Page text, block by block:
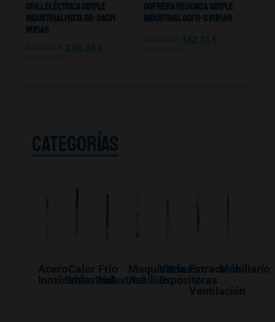
Grill Eléctrica Simple
Industrial Mixta GR-340M
Irimar
240,35 €
Gofrera Redonda Simple
Industrial GOFR-S Irimar
142,31 €
CATEGORÍAS
Acero
Inoxidable
Calor
Industrial
Frio
Industrial
Maquinaría
Auxiliar
Vitrinas
Expositoras
Extracción
/
Ventilación
Mobiliario